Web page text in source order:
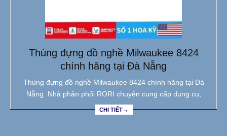
Thùng đựng đồ nghề Milwaukee 8424
chính hãng tại Đà Nẵng
Thùng đựng đồ nghề Milwaukee 8424 chính hãng tại Đà
Nẵng. Nhà phân phối RORI chuyên cung cấp dụng cụ,
CHI TIẾT→